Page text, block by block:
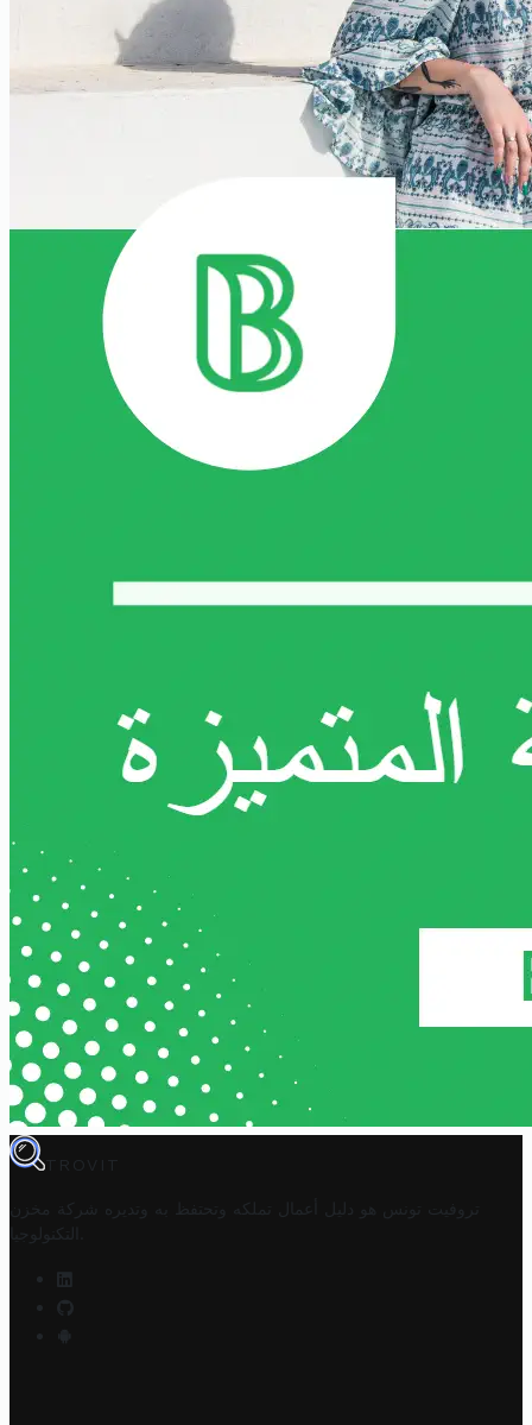
TROVIT
تروفيت تونس هو دليل أعمال تملكه وتحتفظ به وتديره
شركة مخزن
التكنولوجيا